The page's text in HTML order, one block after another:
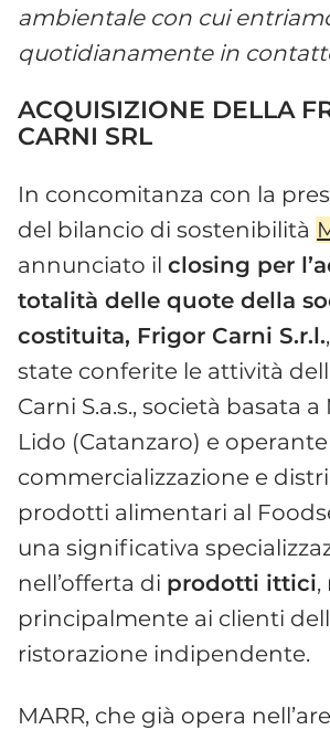
ambientale con cui
quotidianamente in
ACQUISIZIONE DELLA
CARNI SRL
In concomitanza con la
del bilancio di sostenibilità
annunciato il closing per
totalità delle quote della
costituita, Frigor Carni S.r.l.
state conferite le attività
Carni S.a.s., società basata
Lido (Catanzaro) e
commercializzazione e
prodotti alimentari al
una significativa
nell’offerta di prodotti ittici,
principalmente ai clienti
ristorazione indipendente.
MARR, che già opera